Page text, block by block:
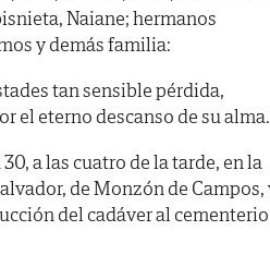
Naiane; hermanos
y demás familia:
tan sensible pérdida,
el eterno descanso de su alma.
a las cuatro de la tarde, en la
de Monzón de Campos,
del cadáver al cementerio